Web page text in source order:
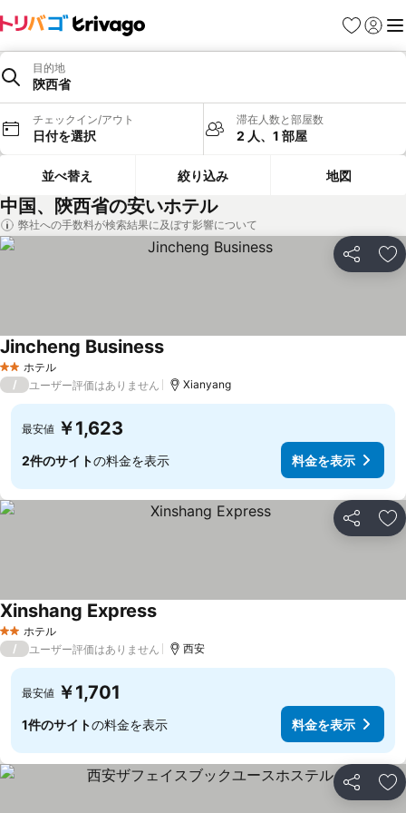
お気に入り
ログイ
メ
目的地
陝西省
チェックイン/アウト
日付を選択
滞在人数と部屋数
2 人、1 部屋
並べ替え 絞り込み 地図
中国、陝西省の安いホテル
弊社への手数料が検索結果に及ぼす影響について
シェア お
2 ホテルのランク
ホテル
Jincheng Business料金を表示
/ ユーザー評価はありません Xianyang
最安値 ￥1,623
2件のサイトの料金を表示 料金を表示
シェア お
2 ホテルのランク
ホテル
Xinshang Express料金を表示
/ ユーザー評価はありません 西安
最安値 ￥1,701
1件のサイトの料金を表示 料金を表示
シェア お